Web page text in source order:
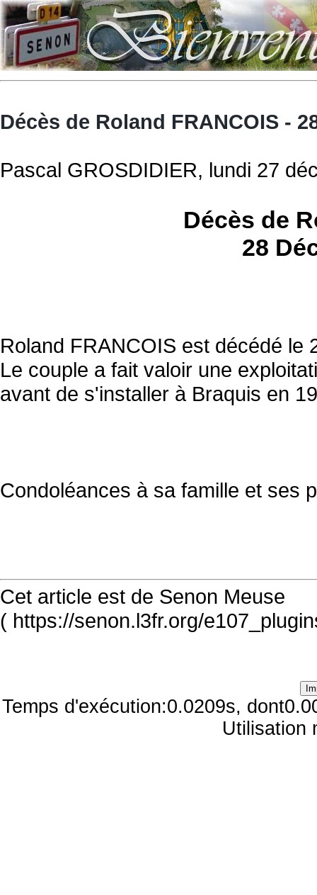
Décès de Roland FRANCOIS -
Pascal GROSDIDIER, lundi 27
Décès de
28
Roland FRANCOIS est décédé le
Le couple a fait valoir une
avant de s'installer à Braquis en
Condoléances à sa famille et ses
Cet article est de Senon Meuse
( https://senon.l3fr.org/
Temps d'exécution:0.0209s,
Utilisation